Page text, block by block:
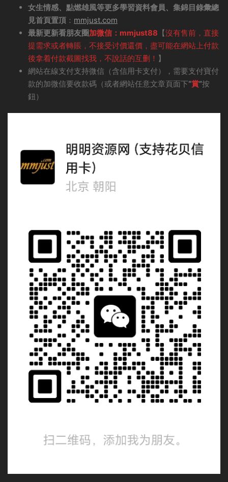
女生情感、點燃雄風等更多學習資料會員、集錦目錄彙總
見首頁置頂 ： mmjust.com
最新更新看朋友圈加微信：mmjust88 【沒有售前，直接
提需求或者轉賬，不接受讨價還價，盡可能在網站上付款
後拿着付款截圖找我，不說話的互删！ 】
網站在線支付支持微信（含信用卡支付），需要支付寶付
款的加微信要收款碼（或者網站任意文章頁面下“賞”按
鈕）